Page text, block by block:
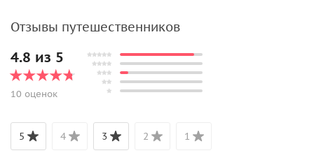
Отзывы путешественников
4.8 из 5
10 оценок
5 4 3 2 1